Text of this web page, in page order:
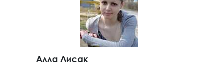
Алла Лисак